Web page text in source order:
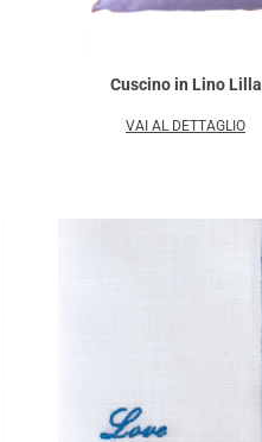
Cuscino in Lino Lilla
VAI AL DETTAGLIO